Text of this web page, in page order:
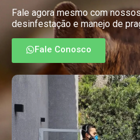
Fale agora mesmo com
desinfestação e manejo de
Fale Conosco